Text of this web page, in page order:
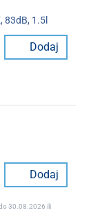
83dB, 1.5l
Dodaj
Dodaj
30.08.2026 ili